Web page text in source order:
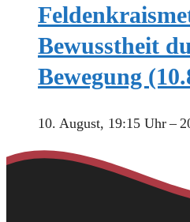
Bewusstheit
Bewegung
10. August, 19:15 Uhr–